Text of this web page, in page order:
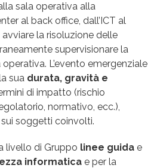
sala operativa alla
al back office, dall’ICT al
la risoluzione delle
supervisionare la
L’evento emergenziale
sua durata, gravità e
di impatto (rischio
normativo, ecc.),
soggetti coinvolti.
livello di Gruppo linee guida e
informatica e per la